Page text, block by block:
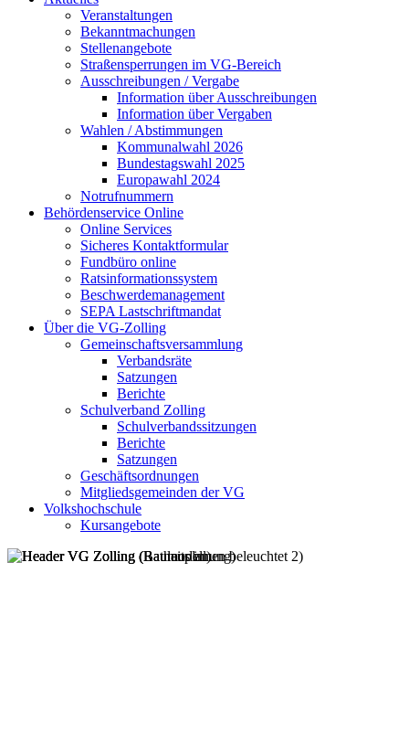
Veranstaltungen
Bekanntmachungen
Stellenangebote
Straßensperrungen im VG-Bereich
Ausschreibungen / Vergabe
Information über Ausschreibungen
Information über Vergaben
Wahlen / Abstimmungen
Kommunalwahl 2026
Bundestagswahl 2025
Europawahl 2024
Notrufnummern
Behördenservice Online
Online Services
Sicheres Kontaktformular
Fundbüro online
Ratsinformationssystem
Beschwerdemanagement
SEPA Lastschriftmandat
Über die VG-Zolling
Gemeinschaftsversammlung
Verbandsräte
Satzungen
Berichte
Schulverband Zolling
Schulverbandssitzungen
Berichte
Satzungen
Geschäftsordnungen
Mitgliedsgemeinden der VG
Volkshochschule
Kursangebote